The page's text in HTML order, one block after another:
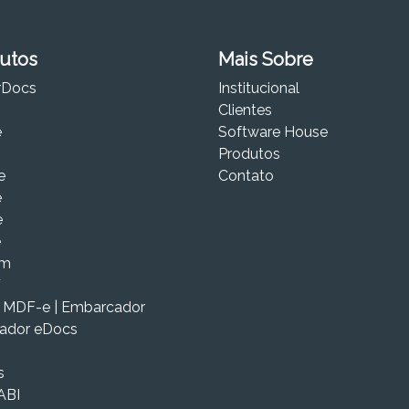
MDF-e | Embarcador
eDocs
Mais Sobre
Institucional
Clientes
Software House
Produtos
Contato